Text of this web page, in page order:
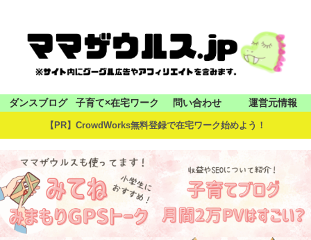
ダンスブログ 子育て×在宅ワーク 問い合わせ 運営元情報
【PR】CrowdWorks無料登録で在宅ワーク始めよう！